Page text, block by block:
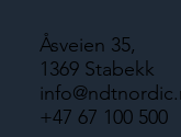
Åsveien 35,
1369 Stabekk
+47 67 100 500